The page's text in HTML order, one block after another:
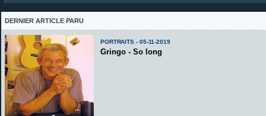
DERNIER ARTICLE PARU
PORTRAITS - 05-11-2019
Gringo - So long